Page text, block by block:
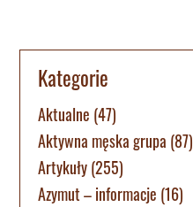
Kategorie
Aktualne (47)
Aktywna męska grupa (87)
Artykuły(255)
Azymut – informacje (16)